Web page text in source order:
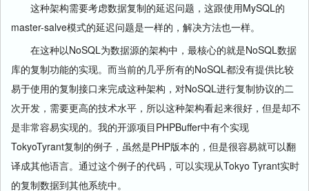
这种架构需要考虑数据复制的延迟问题，这跟使用MySQL的
master-salve模式的延迟问题是一样的，解决方法也一样。
在这种以NoSQL为数据源的架构中，最核心的就是NoSQL数据
库的复制功能的实现。而当前的几乎所有的NoSQL都没有提供比较
易于使用的复制接口来完成这种架构，对NoSQL进行复制协议的二
次开发，需要更高的技术水平，所以这种架构看起来很好，但是却不
是非常容易实现的。我的开源项目PHPBuffer中有个实现
TokyoTyrant复制的例子，虽然是PHP版本的，但是很容易就可以翻
译成其他语言。通过这个例子的代码，可以实现从Tokyo Tyrant实时
的复制数据到其他系统中。